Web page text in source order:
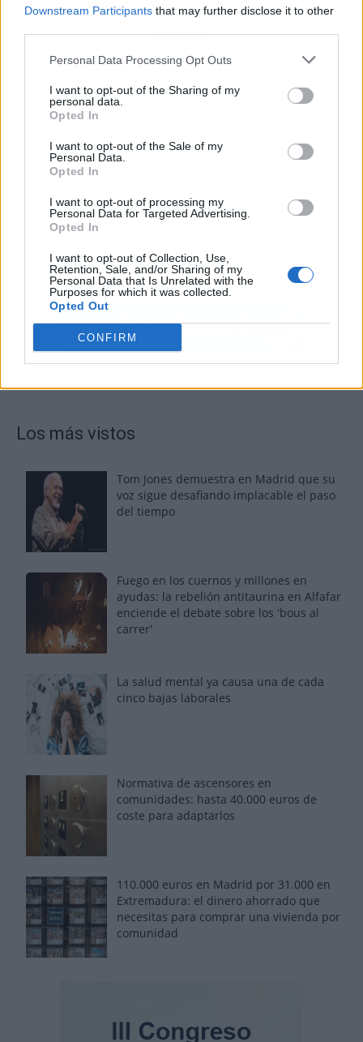
Downstream Participants that may further disclose it to other
Personal Data Processing Opt Outs
I want to opt-out of the Sharing of my
personal data.
Opted In
I want to opt-out of the Sale of my
Personal Data.
Opted In
I want to opt-out of processing my
Personal Data for Targeted Advertising.
Opted In
I want to opt-out of Collection, Use,
Retention, Sale, and/or Sharing of my
Personal Data that Is Unrelated with the
Purposes for which it was collected.
Opted Out
CONFIRM
Los más vistos
Tom Jones demuestra en Madrid que su
voz sigue desafiando implacable el paso
del tiempo
Fuego en los cuernos y millones en
ayudas: la rebelión antitaurina en Alfafar
enciende el debate sobre los 'bous al
carrer'
La salud mental ya causa una de cada
cinco bajas laborales
Normativa de ascensores en
comunidades: hasta 40.000 euros de
coste para adaptarlos
110.000 euros en Madrid por 31.000 en
Extremadura: el dinero ahorrado que
necesitas para comprar una vivienda por
comunidad